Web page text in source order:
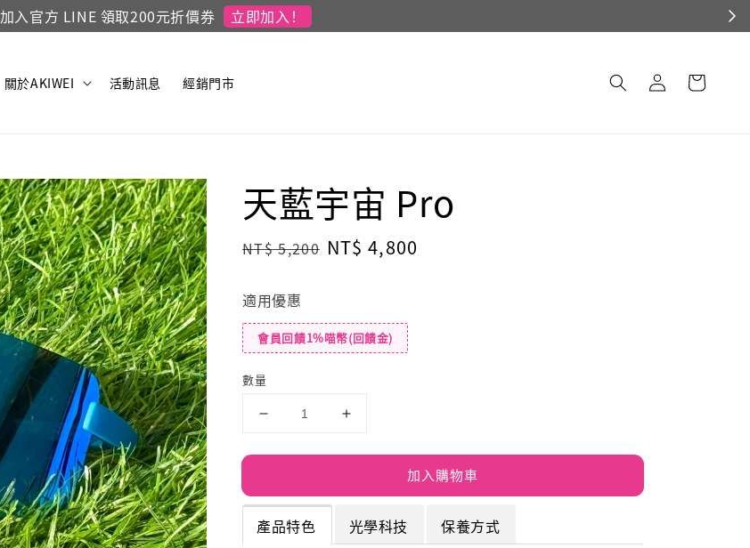
加入官方 LINE 領取200元折價券 立即加入！
關於AKIWEI 活動訊息 經銷門市
天藍宇宙 Pro
Regular
NT$ 5,200 Sale
NT$ 4,800
適用優惠
會員回饋1%喵幣(回饋金)
數量
加入購物車
產品特色 光學科技 保養方式